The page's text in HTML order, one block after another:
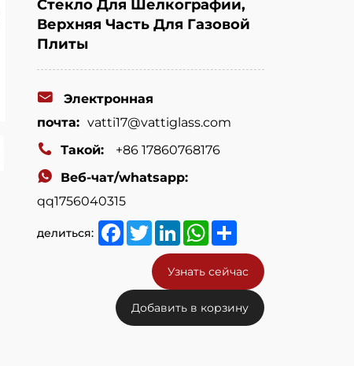
Стекло Для Шелкографии,
Верхняя Часть Для Газовой
Плиты
Электронная
почта: vatti17@vattiglass.com
Такой:
+86 17860768176
Веб-чат/whatsapp:
qq1756040315
делиться: Facebook
TwitterLinkedInWhatsApp
Share
Узнать сейчас
Добавить в корзину